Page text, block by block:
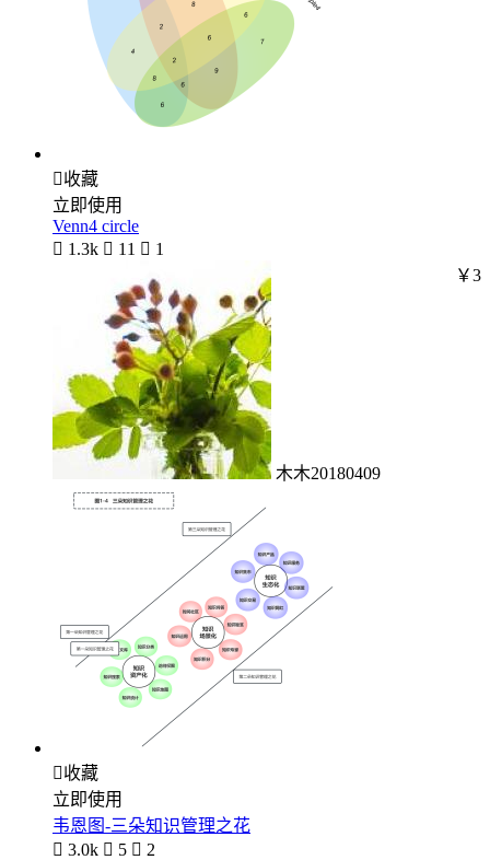
收藏
立即使用
Venn4 circle
 1.3k  11  1
木木20180409
￥3
收藏
立即使用
韦恩图-三朵知识管理之花
 3.0k  5  2